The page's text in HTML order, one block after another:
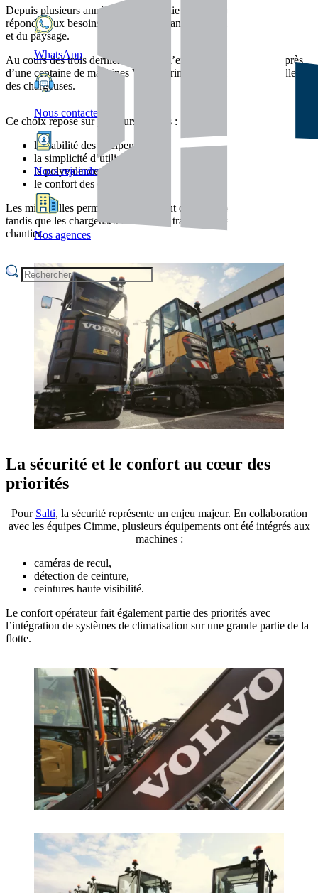
WhatsApp
Nous contacter
Nous rejoindre
Nos agences
Depuis plusieurs années,
s’appuie sur les solutions Volvo pour
répondre aux besoins de ses clients dans les secteurs du TP, du VRD
et du paysage.
Au cours des trois dernières années, l’entreprise a investi dans près
d’une centaine de machines Volvo, principalement des mini-pelles et
des chargeuses.
Ce choix repose sur plusieurs critères :
la fiabilité des équipements,
la simplicité d’utilisation,
la polyvalence des machines,
le confort des opérateurs.
Les mini-pelles permettent notamment des travaux de précision
tandis que les chargeuses facilitent le transport des matériaux sur
chantier.
La sécurité et le confort au cœur des
priorités
Pour Salti, la sécurité représente un enjeu majeur. En collaboration
avec les équipes Cimme, plusieurs équipements ont été intégrés aux
machines :
caméras de recul,
détection de ceinture,
ceintures haute visibilité.
Le confort opérateur fait également partie des priorités avec
l’intégration de systèmes de climatisation sur une grande partie de la
flotte.